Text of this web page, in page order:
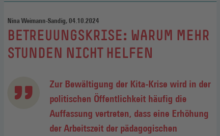
Nina Weimann-Sandig, 04.10.2024
:
BETREUUNGSKRISE: WARUM MEHR
STUNDEN NICHT HELFEN
Zur Bewältigung der Kita-Krise wird in der
politischen Öffentlichkeit häufig die
Auffassung vertreten, dass eine Erhöhung
der Arbeitszeit der pädagogischen